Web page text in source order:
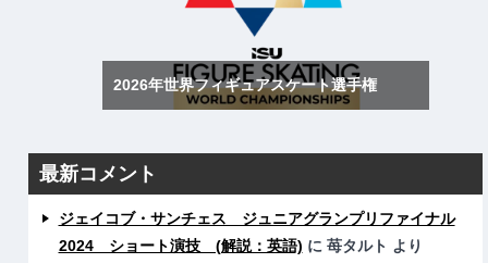
2026年世界フィギュアスケート選手権
最新コメント
ジェイコブ・サンチェス ジュニアグランプリファイナル
2024 ショート演技 (解説：英語) に 苺タルト より